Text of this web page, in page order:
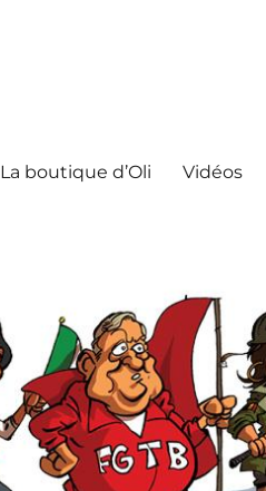
La boutique d’Oli Vidéos